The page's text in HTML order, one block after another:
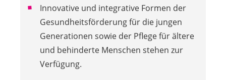
Innovative und integrative Formen der
Gesundheitsförderung für die jungen
Generationen sowie der Pflege für ältere
und behinderte Menschen stehen zur
Verfügung.